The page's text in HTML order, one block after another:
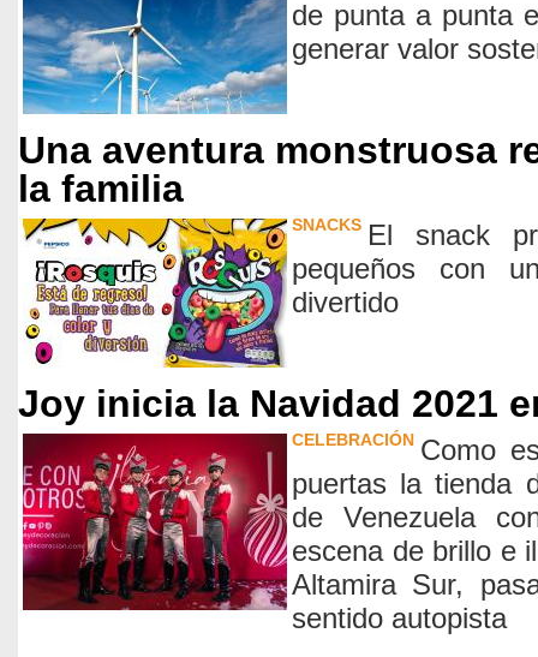
de punta a punta
generar valor
Una aventura monstruosa
la familia
SNACKS El snack
pequeños con
divertido
Joy inicia la Navidad 2021
CELEBRACIÓN Como
puertas la tienda
de Venezuela
escena de brillo e
Altamira Sur,
sentido autopista